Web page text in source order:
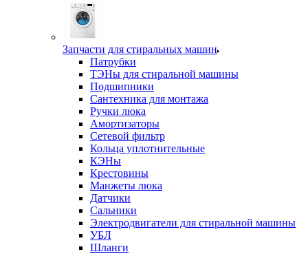
Запчасти для стиральных машин
Патрубки
ТЭНы для стиральной машины
Подшипники
Сантехника для монтажа
Ручки люка
Амортизаторы
Сетевой фильтр
Кольца уплотнительные
КЭНы
Крестовины
Манжеты люка
Датчики
Сальники
Электродвигатели для стиральной машины
УБЛ
Шланги